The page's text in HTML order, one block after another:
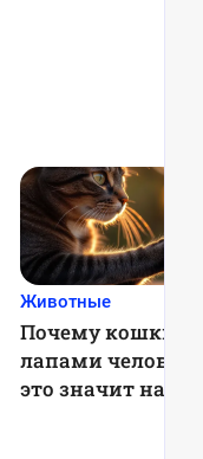
Животные
Почему кошки
лапами
это значит на